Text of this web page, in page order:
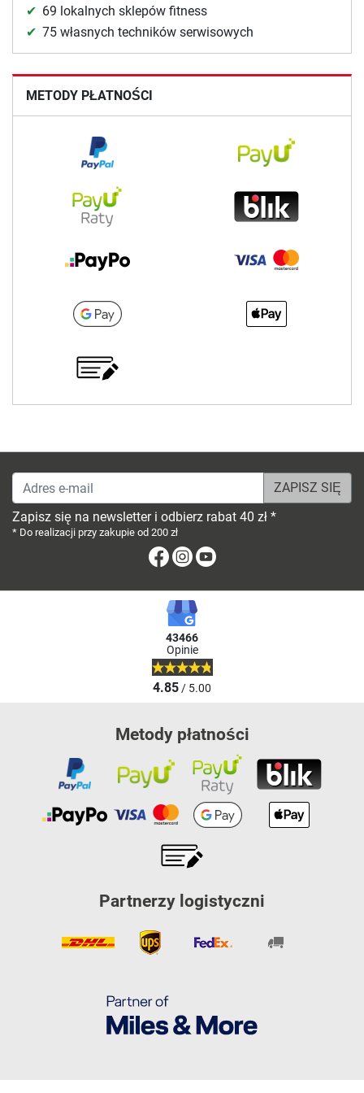
69 lokalnych sklepów fitness
75 własnych techników serwisowych
METODY PŁATNOŚCI
Adres e-mail
Zapisz się na newsletter i odbierz rabat 40 zł *
* Do realizacji przy zakupie od 200 zł
FacebookInstagram
43466
Opinie
4.85/ 5.00
Metody płatności
Partnerzy logistyczni